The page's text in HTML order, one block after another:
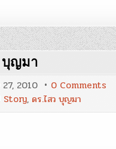
:
พี
โ
บุญมา
2010 0 Comments
ท
Story, ดร.ไสว บุญมา